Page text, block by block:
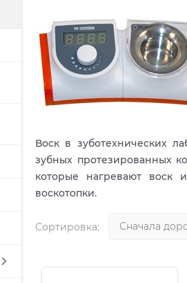
Воск в зуботехнических
зубных протезированных
которые нагревают воск
воскотопки.
Сортировка: